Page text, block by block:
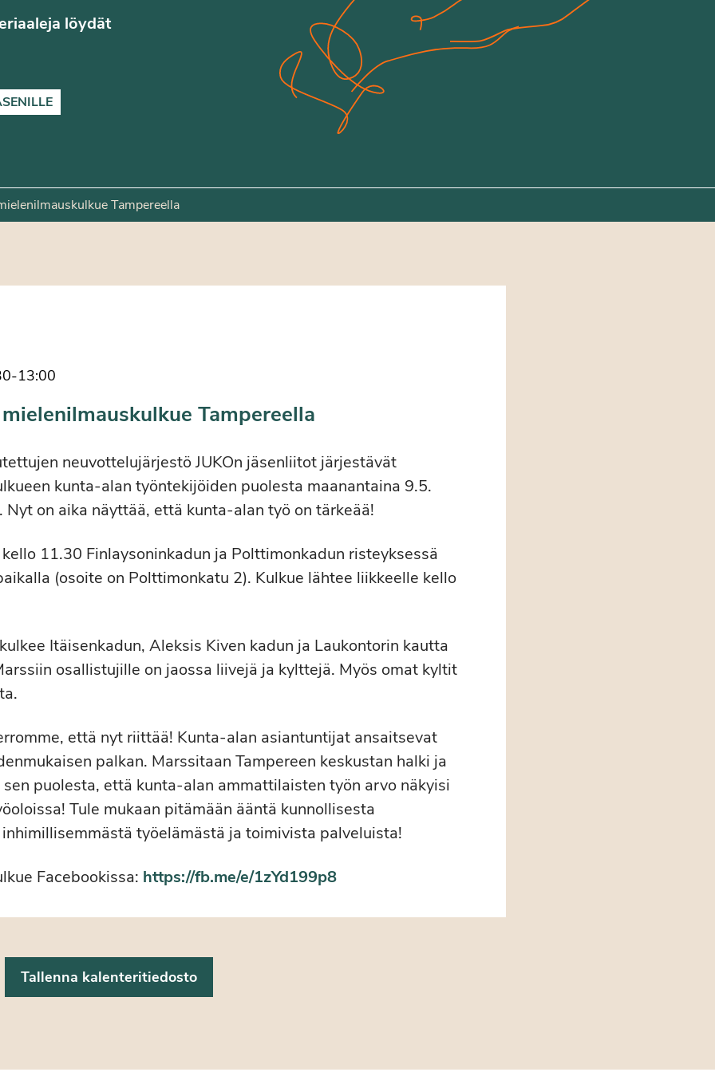
löydät
Tampereella
-13:00
Tampereella
neuvottelujärjestö JUKOn jäsenliitot järjestävät
kunta-alan työntekijöiden puolesta maanantaina 9.5.
Nyt on aika näyttää, että kunta-alan työ on tärkeää!
11.30 Finlaysoninkadun ja Polttimonkadun risteyksessä
(osoite on Polttimonkatu 2). Kulkue lähtee liikkeelle kello
Itäisenkadun, Aleksis Kiven kadun ja Laukontorin kautta
osallistujille on jaossa liivejä ja kylttejä. Myös omat kyltit
että nyt riittää! Kunta-alan asiantuntijat ansaitsevat
palkan. Marssitaan Tampereen keskustan halki ja
puolesta, että kunta-alan ammattilaisten työn arvo näkyisi
Tule mukaan pitämään ääntä kunnollisesta
työelämästä ja toimivista palveluista!
Facebookissa: https://fb.me/e/1zYd199p8